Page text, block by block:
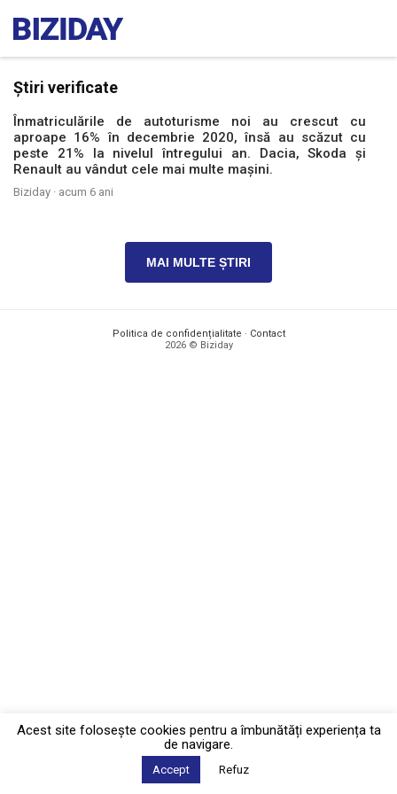
Știri verificate
Înmatriculările de autoturisme noi au crescut cu
aproape 16% în decembrie 2020, însă au scăzut cu
peste 21% la nivelul întregului an. Dacia, Skoda și
Renault au vândut cele mai multe mașini.
Biziday · acum 6 ani
MAI MULTE ȘTIRI
Politica de confidențialitate · Contact
2026 © Biziday
Acest site foloseşte cookies pentru a îmbunătăți experiența ta
de navigare.
Accept Refuz